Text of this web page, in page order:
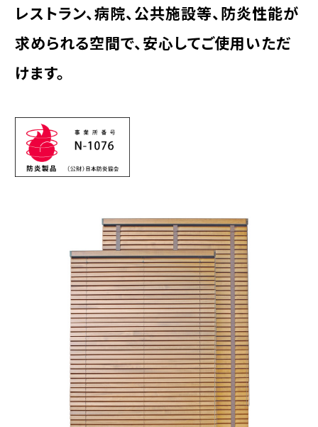
レストラン、病院、公共施設等、防炎性能が
求められる空間で、 安心してご使用いただ
けます。